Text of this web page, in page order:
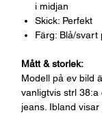
i midjan
Skick: Perfekt
Färg: Blå/svart
Mått & storlek:
Modell på ev bild
vanligtvis strl 38:a
jeans. Ibland